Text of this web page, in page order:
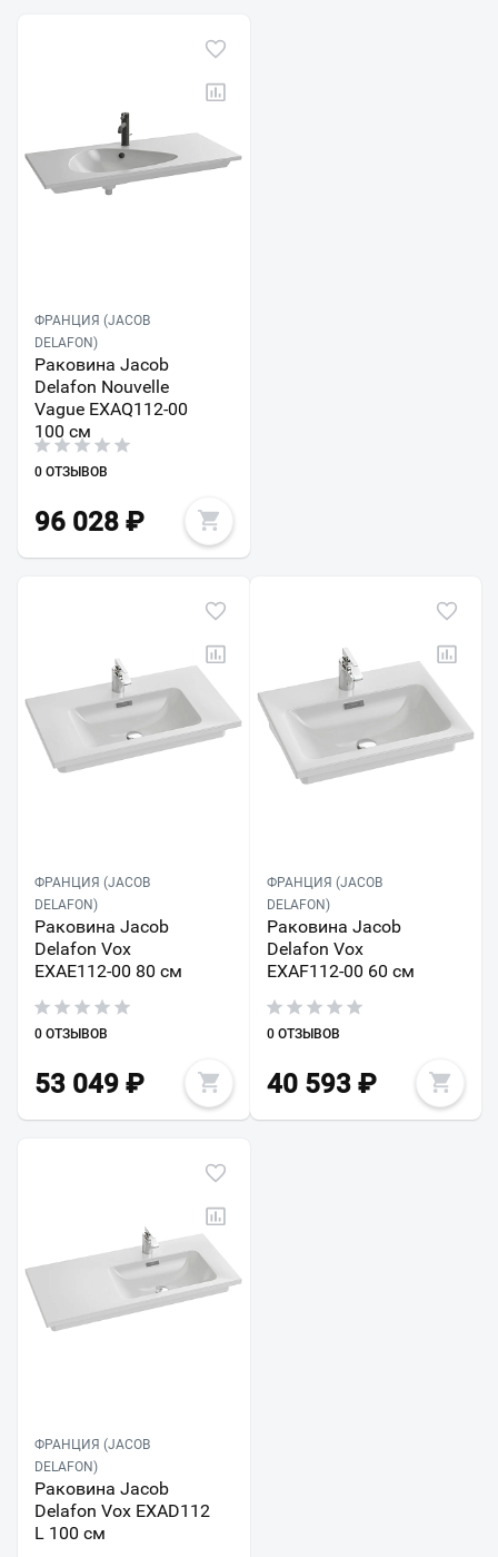
ФРАНЦИЯ (JACOB
DELAFON)
Раковина Jacob
Delafon Nouvelle
Vague EXAQ112-00
100 см
0 ОТЗЫВОВ
96 028 ₽
ФРАНЦИЯ (JACOB
DELAFON)
Раковина Jacob
Delafon Vox
EXAE112-00 80 см
0 ОТЗЫВОВ
53 049 ₽
ФРАНЦИЯ (JACOB
DELAFON)
Раковина Jacob
Delafon Vox
EXAF112-00 60 см
0 ОТЗЫВОВ
40 593₽
ФРАНЦИЯ (JACOB
DELAFON)
Раковина Jacob
Delafon Vox EXAD112
L 100 см